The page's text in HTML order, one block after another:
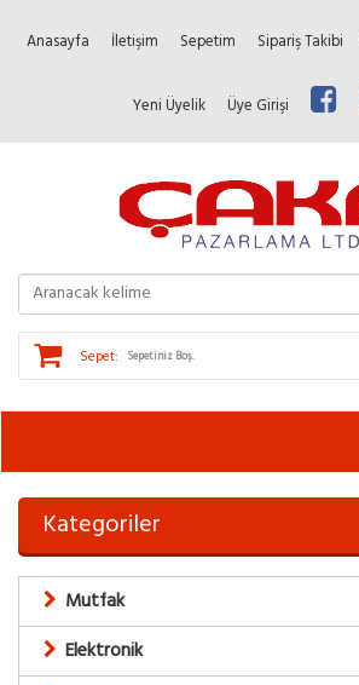
Anasayfa İletişim Sepetim Sipariş Takibi
Yeni Üyelik Üye Girişi
Sepet: Sepetiniz Boş.
Kategoriler
Mutfak
Elektronik